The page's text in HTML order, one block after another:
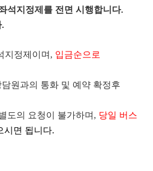
석지정제를 전면 시행합니다.
지정제이며, 입금순으로
원과의 통화 및 예약 확정후
도의 요청이 불가하며, 당일 버스
시면 됩니다.